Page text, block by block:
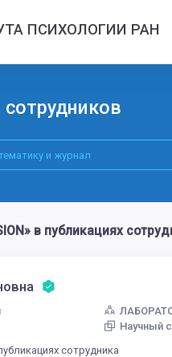
ПСИХОЛОГИИ РАН
в публикациях
Научный
сотрудника